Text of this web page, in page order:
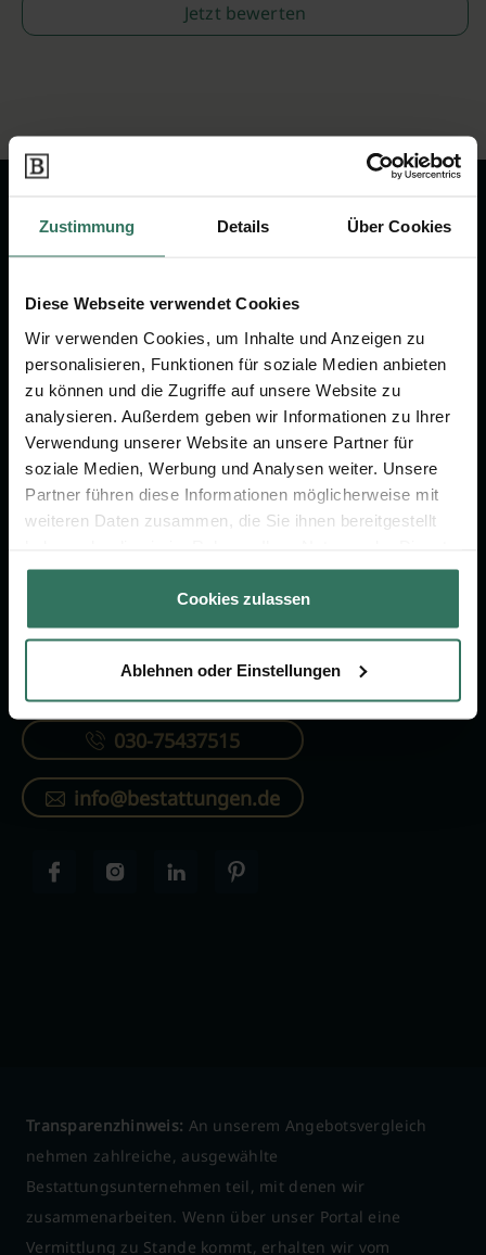
Zustimmung Details Über Cookies
Diese Webseite verwendet Cookies
Wir verwenden Cookies, um Inhalte und Anzeigen zu
personalisieren, Funktionen für soziale Medien anbieten
zu können und die Zugriffe auf unsere Website zu
analysieren. Außerdem geben wir Informationen zu Ihrer
Verwendung unserer Website an unsere Partner für
soziale Medien, Werbung und Analysen weiter. Unsere
Partner führen diese Informationen möglicherweise mit
weiteren Daten zusammen, die Sie ihnen bereitgestellt
gesammelt haben.
Cookies zulassen
Ablehnen oder Einstellungen
Jetzt bewerten
Wir sind Ihr Ansprechpartner rund
um das Thema Bestattung &
Jetzt beraten lassen
FÜR SIE
Vergleich
FÜR BESTATTER
Online-Portal
030-75437515
info@bestattungen.de
Transparenzhinweis: An unserem Angebotsvergleich
nehmen zahlreiche, ausgewählte
Bestattungsunternehmen teil, mit denen wir
zusammenarbeiten. Wenn über unser Portal eine
Vermittlung zu Stande kommt, erhalten wir vom